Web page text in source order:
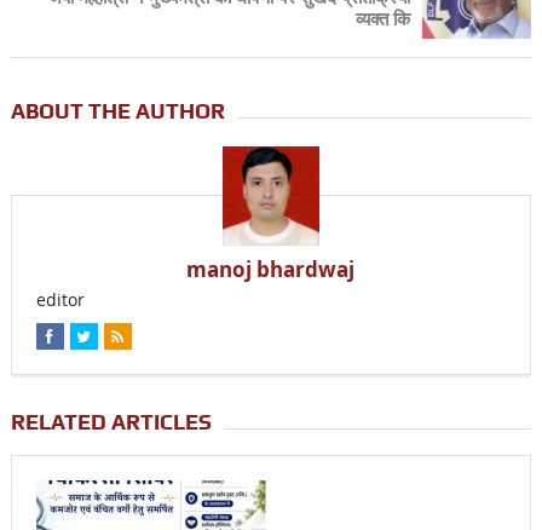
व्यक्त कि
ABOUT THE AUTHOR
manoj bhardwaj
editor
RELATED ARTICLES